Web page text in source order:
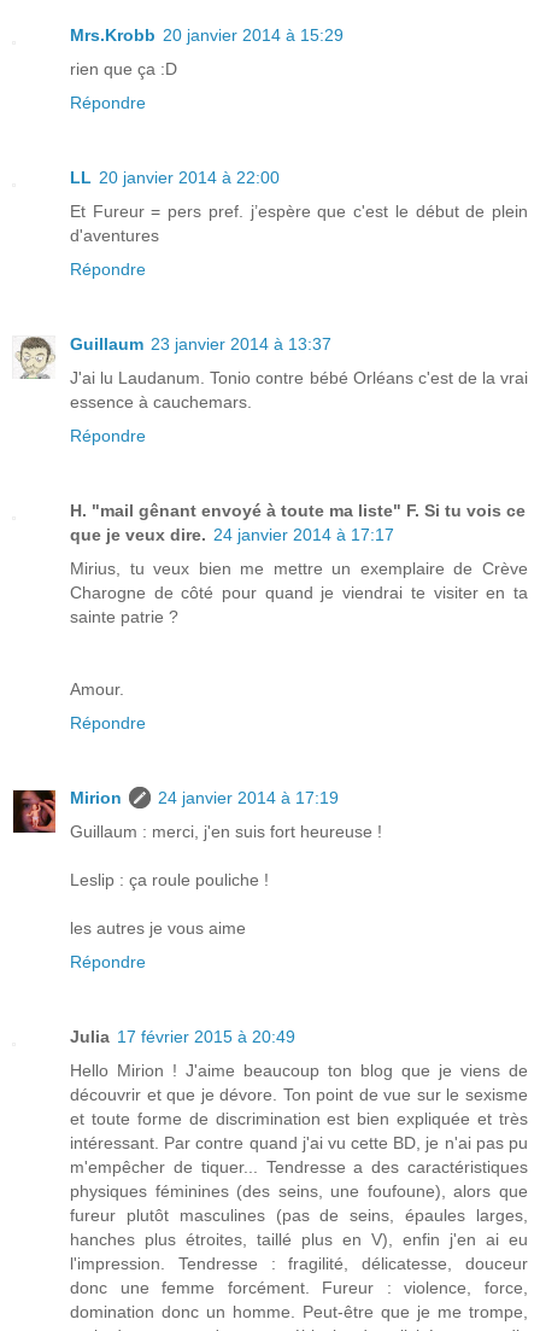
Mrs.Krobb 20 janvier 2014 à 15:29
rien que ça :D
Répondre
LL 20 janvier 2014 à 22:00
Et Fureur = pers pref. j’espère que c'est le début de plein
d'aventures
Répondre
Guillaum 23 janvier 2014 à 13:37
J'ai lu Laudanum. Tonio contre bébé Orléans c'est de la vrai
essence à cauchemars.
Répondre
H. "mail gênant envoyé à toute ma liste" F. Si tu vois ce
que je veux dire. 24 janvier 2014 à 17:17
Mirius, tu veux bien me mettre un exemplaire de Crève
Charogne de côté pour quand je viendrai te visiter en ta
sainte patrie ?
Amour.
Répondre
Mirion
24 janvier 2014 à 17:19
Guillaum : merci, j'en suis fort heureuse !
Leslip : ça roule pouliche !
les autres je vous aime
Répondre
Julia 17 février 2015 à 20:49
Hello Mirion ! J'aime beaucoup ton blog que je viens de
découvrir et que je dévore. Ton point de vue sur le sexisme
et toute forme de discrimination est bien expliquée et très
intéressant. Par contre quand j'ai vu cette BD, je n'ai pas pu
m'empêcher de tiquer... Tendresse a des caractéristiques
physiques féminines (des seins, une foufoune), alors que
fureur plutôt masculines (pas de seins, épaules larges,
hanches plus étroites, taillé plus en V), enfin j'en ai eu
l'impression. Tendresse : fragilité, délicatesse, douceur
donc une femme forcément. Fureur : violence, force,
domination donc un homme. Peut-être que je me trompe,